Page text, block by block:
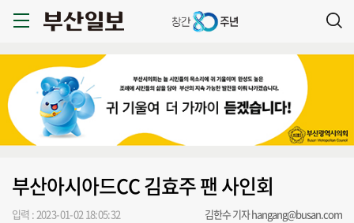
부산아시아드CC 김효주 팬 사인회
입력 : 2023-01-02 18:05:32 김한수 기자 hangang@busan.com